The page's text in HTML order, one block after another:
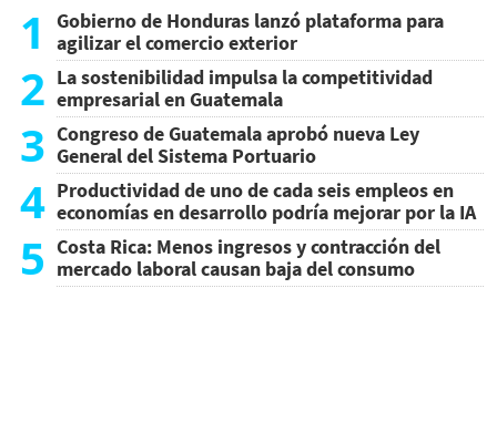
1
Gobierno de Honduras lanzó plataforma para
agilizar el comercio exterior
2 La sostenibilidad impulsa la competitividad
empresarial en Guatemala
3 Congreso de Guatemala aprobó nueva Ley
General del Sistema Portuario
4 Productividad de uno de cada seis empleos en
economías en desarrollo podría mejorar por la IA
5 Costa Rica: Menos ingresos y contracción del
mercado laboral causan baja del consumo